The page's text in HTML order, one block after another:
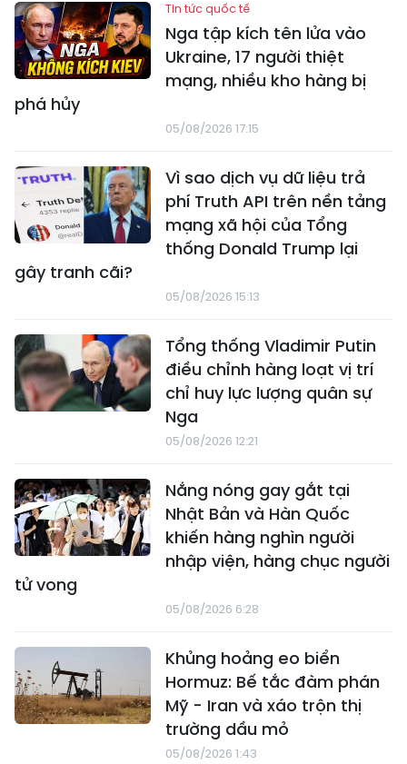
Tin tức quốc tế
Nga tập kích tên lửa vào
Ukraine, 17 người thiệt
mạng, nhiều kho hàng bị
phá hủy
05/08/2026 17:15
Vì sao dịch vụ dữ liệu trả
phí Truth API trên nền tảng
mạng xã hội của Tổng
thống Donald Trump lại
gây tranh cãi?
05/08/2026 15:13
Tổng thống Vladimir Putin
điều chỉnh hàng loạt vị trí
chỉ huy lực lượng quân sự
Nga
05/08/2026 12:21
Nắng nóng gay gắt tại
Nhật Bản và Hàn Quốc
khiến hàng nghìn người
nhập viện, hàng chục người
tử vong
05/08/2026 6:28
Khủng hoảng eo biển
Hormuz: Bế tắc đàm phán
Mỹ - Iran và xáo trộn thị
trường dầu mỏ
05/08/2026 1:43